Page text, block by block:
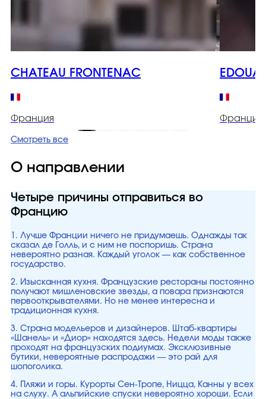
CHATEAU FRONTENAC
Франция Франция
Смотреть все
О направлении
Четыре причины отправиться во
Францию
1. Лучше Франции ничего не придумаешь. Однажды так
сказал де Голль, и с ним не поспоришь. Страна
невероятно разная. Каждый уголок — как собственное
государство.
2. Изысканная кухня. Французские рестораны постоянно
получают мишленовские звезды, а повара признаются
первооткрывателями. Но не менее интересна и
традиционная кухня.
3. Страна модельеров и дизайнеров. Штаб-квартиры
«Шанель» и «Диор» находятся здесь. Недели моды также
проходят на французских подиумах. Эксклюзивные
бутики, невероятные распродажи — это рай для
шопоголика.
4. Пляжи и горы. Курорты Сен-Тропе, Ницца, Канны у всех
на слуху. А альпийские спуски невероятно хороши. Если